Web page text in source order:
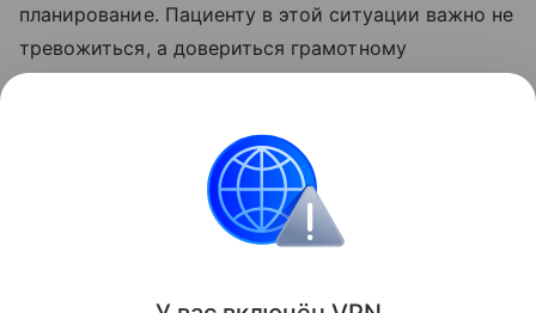
планирование. Пациенту в этой ситуации важно не
тревожиться, а довериться грамотному
сопровождению врача на каждом следующем